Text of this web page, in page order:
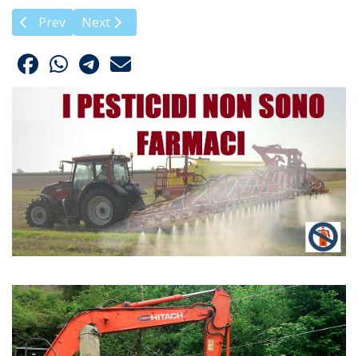
Previous article: Verona: monitoraggio pesticidi nei
Prev Next article: Stop ai nuovi OGM-TEA
Next